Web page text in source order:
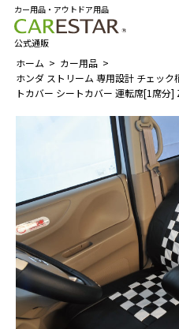
カー用品・アウトドア用品
公式通販
ホーム
カー用品
ホンダ ストリーム 専用設計 チェッ
トカバー シートカバー 運転席[1席分]